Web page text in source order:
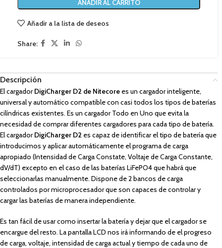
AÑADIR AL CARRITO
Añadir a la lista de deseos
Share:
Descripción
El cargadorDigiCharger D2 de Nitecore es un cargador inteligente,
universal y automático compatible con casi todos los tipos de baterías
cilíndricas existentes. Es un cargador Todo en Uno que evita la
necesidad de comprar diferentes cargadores para cada tipo de batería.
El cargadorDigiCharger D2 es capaz de identificar el tipo de batería que
introducimos y aplicar automáticamente el programa de carga
apropiado (Intensidad de Carga Constate, Voltaje de Carga Constante,
dV/dT) excepto en el caso de las baterías LiFePO4 que habrá que
seleccionarlas manualmente. Dispone de 2 bancos de carga
controlados por microprocesador que son capaces de controlar y
cargar las baterías de manera independiente.
Es tan fácil de usar como insertar la batería y dejar que el cargador se
encargue del resto. La pantalla LCD nos irá informando de el progreso
de carga, voltaje, intensidad de carga actual y tiempo de cada uno de